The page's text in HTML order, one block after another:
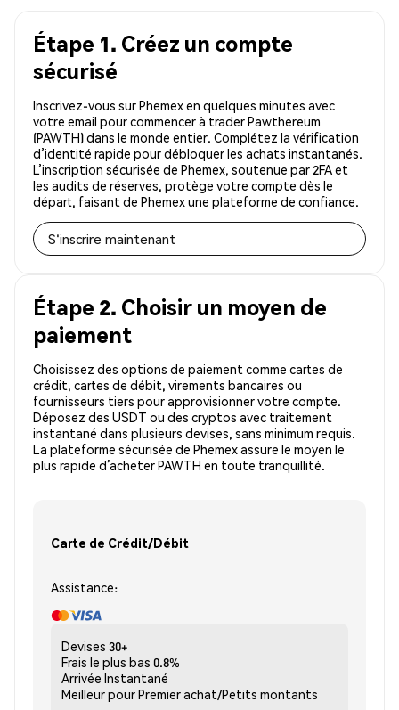
Étape 1. Créez un compte
sécurisé
Inscrivez-vous sur Phemex en quelques minutes avec
votre email pour commencer à trader Pawthereum
(PAWTH) dans le monde entier. Complétez la vérification
d’identité rapide pour débloquer les achats instantanés.
L’inscription sécurisée de Phemex, soutenue par 2FA et
les audits de réserves, protège votre compte dès le
départ, faisant de Phemex une plateforme de confiance.
S'inscrire maintenant
Étape 2. Choisir un moyen de
paiement
Choisissez des options de paiement comme cartes de
crédit, cartes de débit, virements bancaires ou
fournisseurs tiers pour approvisionner votre compte.
Déposez des USDT ou des cryptos avec traitement
instantané dans plusieurs devises, sans minimum requis.
La plateforme sécurisée de Phemex assure le moyen le
plus rapide d’acheter PAWTH en toute tranquillité.
Carte de Crédit/Débit
Assistance:
Devises 30+
Frais le plus bas 0.8%
Arrivée Instantané
Meilleur pourPremier achat/Petits montants